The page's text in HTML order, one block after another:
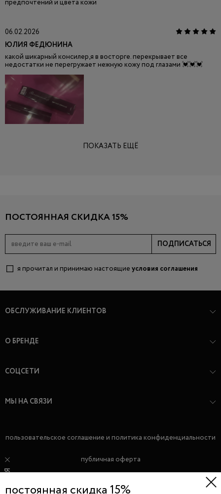
предпочтений и цвета кожи
06.02.2026
ЮЛИЯ ФЕДЮНИНА
какой шикарный консилер,я в восторге. перекрывает все
недостатки не перегружает нежную кожу под глазами 💓💓💓
ПОКАЗАТЬ ЕЩЁ
ПОСТОЯННАЯ СКИДКА 15%
ПОДПИСАТЬСЯ
я прочитал и принимаю настоящие условия соглашения
ОБСЛУЖИВАНИЕ КЛИЕНТОВ
О БРЕНДЕ
СОЦСЕТИ
МЫ НА СВЯЗИ
публичная оферта
пользовательское соглашение и политика конфиденциальности
постоянная скидка 15%